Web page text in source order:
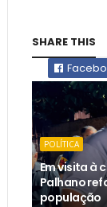
SHARE THIS
POLÍTICA
Em visita à
Palhano
população